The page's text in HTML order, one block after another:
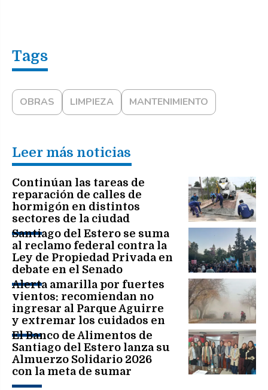
OBRAS LIMPIEZA MANTENIMIENTO
Leer más noticias
Continúan las tareas de
reparación de calles de
hormigón en distintos
sectores de la ciudad
Santiago del Estero se suma
al reclamo federal contra la
Ley de Propiedad Privada en
debate en el Senado
Alerta amarilla por fuertes
vientos: recomiendan no
ingresar al Parque Aguirre
y extremar los cuidados en
toda la ciudad
El Banco de Alimentos de
Santiago del Estero lanza su
Almuerzo Solidario 2026
con la meta de sumar
200.000 platos de comida